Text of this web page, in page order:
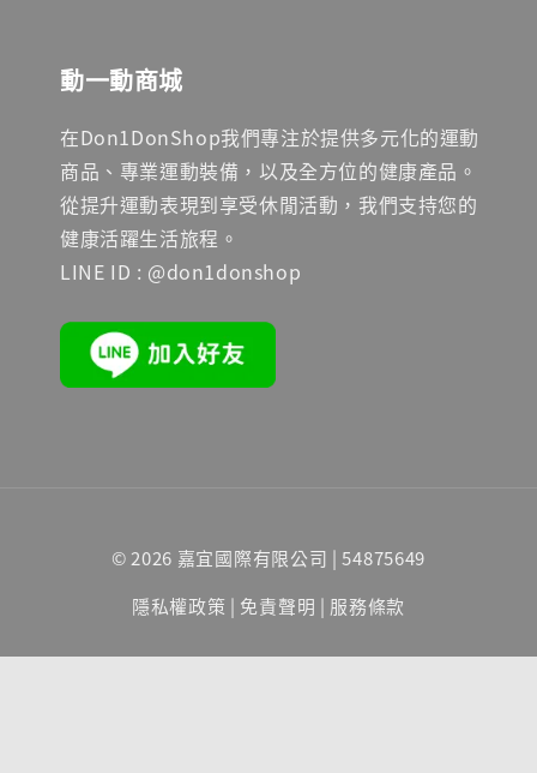
動一動商城
在Don1DonShop我們專注於提供多元化的運動
商品、專業運動裝備，以及全方位的健康產品。
從提升運動表現到享受休閒活動，我們支持您的
健康活躍生活旅程。
LINE ID : @don1donshop
© 2026 嘉宜國際有限公司 | 54875649
隱私權政策 | 免責聲明 | 服務條款